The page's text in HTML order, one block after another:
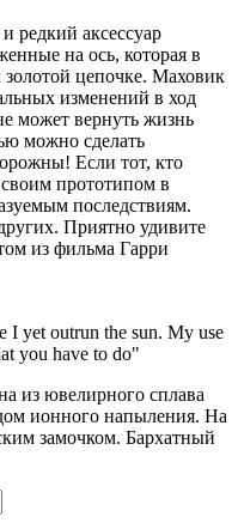
редкий аксессуар
на ось, которая в
цепочке. Маховик
изменений в ход
может вернуть жизнь
можно сделать
Если тот, кто
своим прототипом в
последствиям.
Приятно удивите
из фильма Гарри
I yet outrun the sun. My use
you have to do"
из ювелирного сплава
ионного напыления. На
замочком. Бархатный